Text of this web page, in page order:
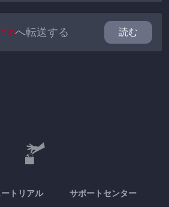
へ転送する 読む
トリアル サポートセンター